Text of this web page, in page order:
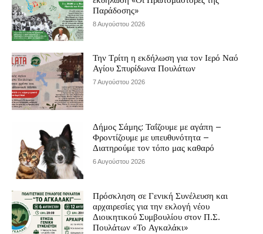
Παράδοσης»
8 Αυγούστου 2026
Την Τρίτη η εκδήλωση για τον Ιερό Ναό
Αγίου Σπυρίδωνα Πουλάτων
7 Αυγούστου 2026
Δήμος Σάμης: Ταΐζουμε με αγάπη –
Φροντίζουμε με υπευθυνότητα –
Διατηρούμε τον τόπο μας καθαρό
6 Αυγούστου 2026
Πρόσκληση σε Γενική Συνέλευση και
αρχαιρεσίες για την εκλογή νέου
Διοικητικού Συμβουλίου στον Π.Σ.
Πουλάτων «Το Αγκαλάκι»